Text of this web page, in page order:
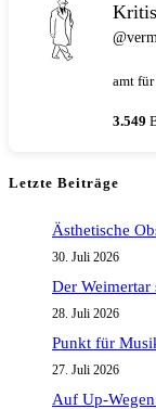
amt für
3.549
Letzte Beiträge
Ästhetische
30. Juli 2026
Der
28. Juli 2026
Punkt für
27. Juli 2026
Auf Up-